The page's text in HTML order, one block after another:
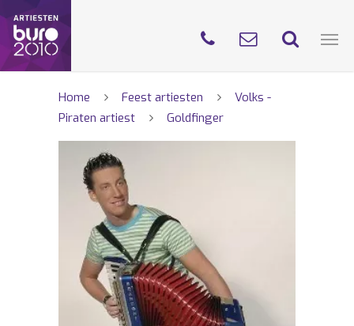
Home Feest artiesten
Volks -
Piraten artiest
Goldfinger